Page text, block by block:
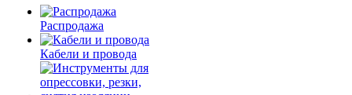
Распродажа
Кабели и провода